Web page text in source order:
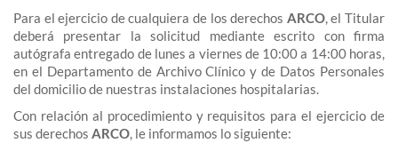
Para el ejercicio de cualquiera de los derechos ARCO, el Titular
deberá presentar la solicitud mediante escrito con firma
autógrafa entregado de lunes a viernes de 10:00 a 14:00 horas,
en el Departamento de Archivo Clínico y de Datos Personales
del domicilio de nuestras instalaciones hospitalarias.
Con relación al procedimiento y requisitos para el ejercicio de
sus derechos ARCO, le informamos lo siguiente: